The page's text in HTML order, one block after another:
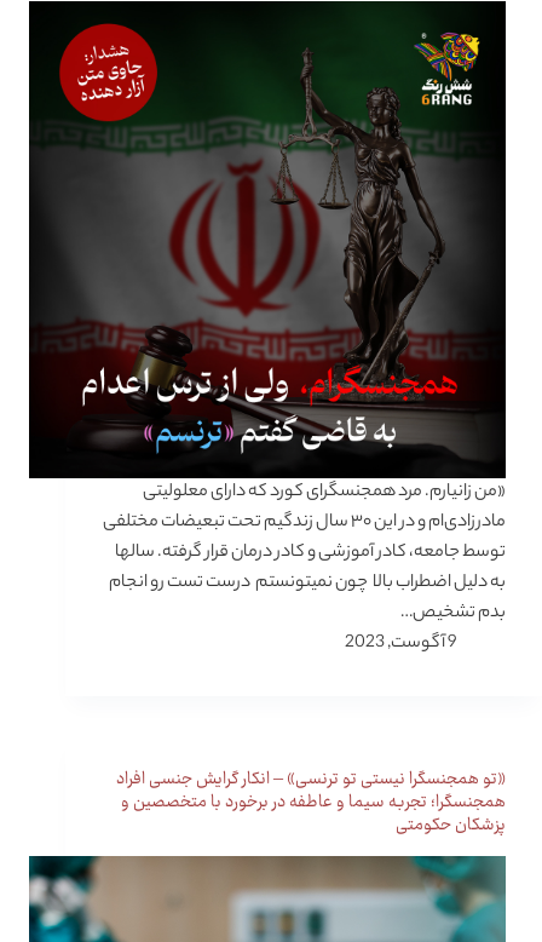
«من زانیارم. مرد همجنسگرای کورد که دارای معلولیتی
مادرزادی‌ام و در این ۳۰ سال زندگیم تحت تبعیضات مختلفی
توسط جامعه، کادر آموزشی و کادر درمان قرار گرفته. سالها
به دلیل اضطراب بالا چون نمیتونستم درست تست رو انجام
بدم تشخیص…
9 آگوست, 2023
«تو همجنسگرا نیستی تو ترنسی» – انکار گرایش جنسی افراد
همجنسگرا؛ تجربه سیما و عاطفه در برخورد با متخصصین و
پزشکان حکومتی